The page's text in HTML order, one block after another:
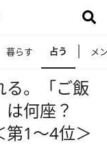
暮らす 占う メ
る。「ご飯
は何座？
第1～4位＞